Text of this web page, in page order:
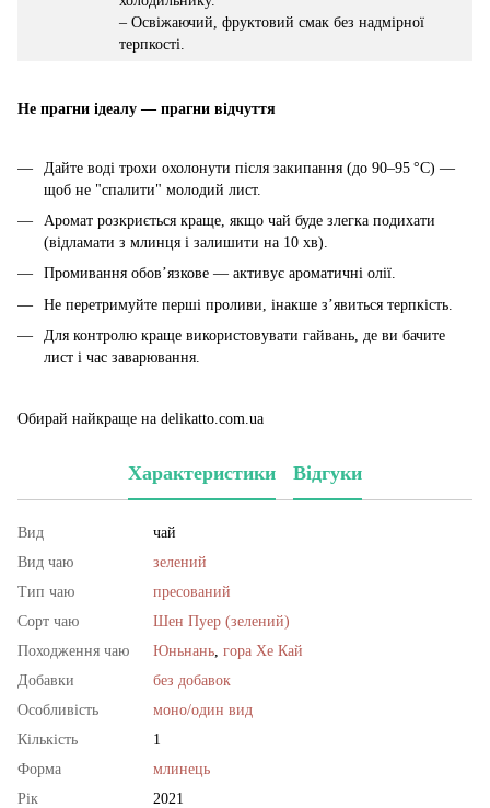
– Освіжаючий, фруктовий смак без надмірної
терпкості.
Не прагни ідеалу — прагни відчуття
Дайте воді трохи охолонути після закипання (до 90–95 °C) —
щоб не "спалити" молодий лист.
Аромат розкриється краще, якщо чай буде злегка подихати
(відламати з млинця і залишити на 10 хв).
Промивання обов’язкове — активує ароматичні олії.
Не перетримуйте перші проливи, інакше з’явиться терпкість.
Для контролю краще використовувати гайвань, де ви бачите
лист і час заварювання.
Обирай найкраще на delikatto.com.ua
Характеристики Відгуки
Вид
чай
Вид чаю
зелений
Тип чаю
пресований
Сорт чаю
Шен Пуер (зелений)
Походження чаю
Юньнань гора Хе Кай
Добавки
без добавок
Особливість
моно/один вид
Кількість
1
Форма
млинець
Рік
2021